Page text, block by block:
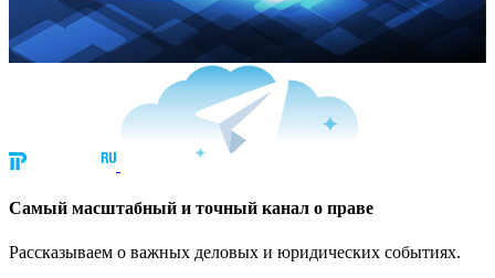
Cамый масштабный и точный канал о праве
Рассказываем о важных деловых и юридических событиях.